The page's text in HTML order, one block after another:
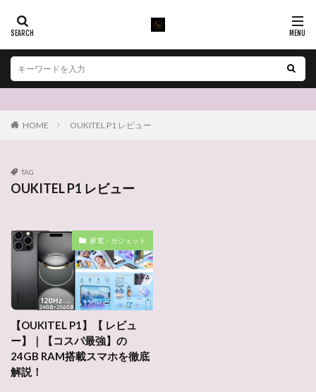
HOME OUKITEL P1 レビュー
TAG
OUKITEL P1 レビュー
家電・ガジェット
【OUKITEL P1】【 レビュ
ー】｜【コスパ最強】の
24GB RAM搭載スマホを徹底
解説！